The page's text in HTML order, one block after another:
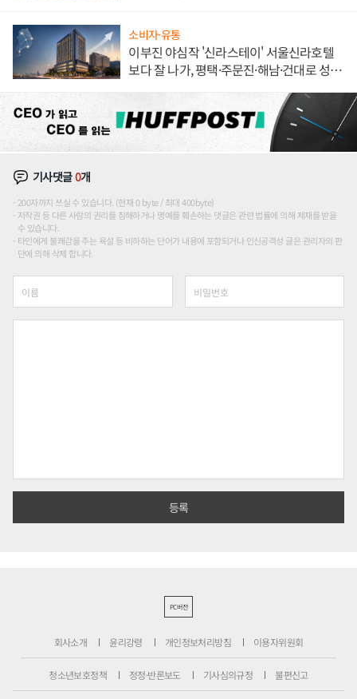
소비자·유통
이부진 야심작 '신라스테이' 서울신라호텔
보다 잘 나가, 평택·주문진·해남·건대로 성
기사댓글0개
200자까지 쓰실 수 있습니다. (현재 0 byte / 최대 400byte)
저작권 등 다른 사람의 권리를 침해하거나 명예를 훼손하는 댓글은 관련 법률에 의해 제재를 받을
수 있습니다.
타인에게 불쾌감을 주는 욕설 등 비하하는 단어가 내용에 포함되거나 인신공격성 글은 관리자의 판
단에 의해 삭제 합니다.
PC버전
회사소개 윤리강령 개인정보처리방침 이용자위원회
청소년보호정책 정정·반론보도 기사심의규정 불편신고